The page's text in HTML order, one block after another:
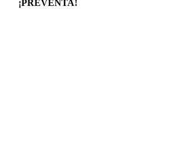
¡PREVENTA!